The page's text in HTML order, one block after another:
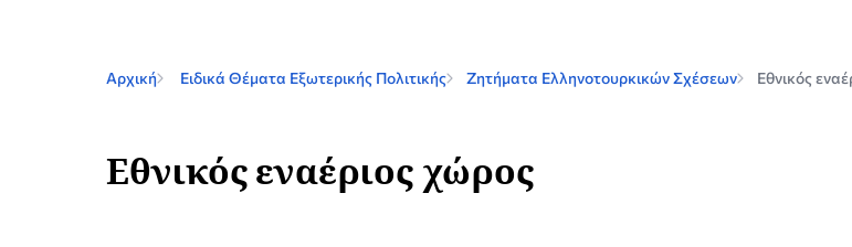
Αρχική Ειδικά Θέματα Εξωτερικής Πολιτικής Ζητήματα Ελληνοτουρκικών Σχέσεων Εθνικός
Εθνικός εναέριος χώρος